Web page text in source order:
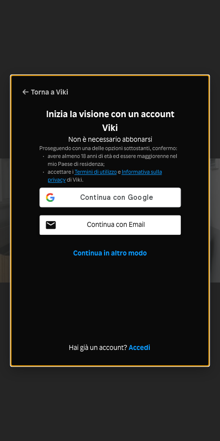
Torna a Viki
Inizia la visione con un account
Viki
Non è necessario abbonarsi
Proseguendo con una delle opzioni sottostanti, confermo:
avere almeno 18 anni di età ed essere maggiorenne nel
mio Paese di residenza;
accettare i Termini di utilizzoe Informativa sulla
privacydi Viki.
Continua con Email
Continua in altro modo
Hai già un account?Accedi